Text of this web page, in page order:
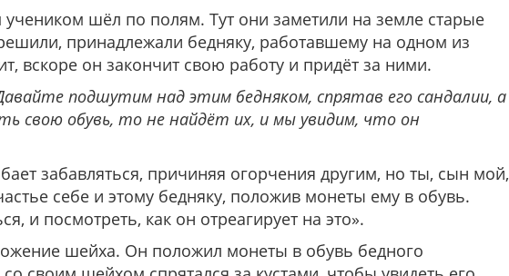
шёл по полям. Тут они заметили на земле старые
принадлежали бедняку, работавшему на одном из
вскоре он закончит свою работу и придёт за ними.
подшутим над этим бедняком, спрятав его сандалии, а
свою обувь, то не найдёт их, и мы увидим, что он
забавляться, причиняя огорчения другим, но ты, сын мой,
себе и этому бедняку, положив монеты ему в обувь.
и посмотреть, как он отреагирует на это».
шейха. Он положил монеты в обувь бедного